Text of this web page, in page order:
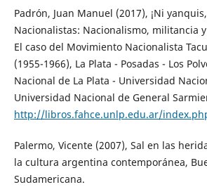
Padrón, Juan Manuel (2017), ¡Ni
Nacionalistas: Nacionalismo, militancia
El caso del Movimiento Nacionalista
(1955-1966), La Plata - Posadas - Los
Nacional de La Plata - Universidad
Universidad Nacional de General
http://libros.fahce.unlp.edu.ar/
Palermo, Vicente (2007), Sal en las
la cultura argentina contemporánea,
Sudamericana.